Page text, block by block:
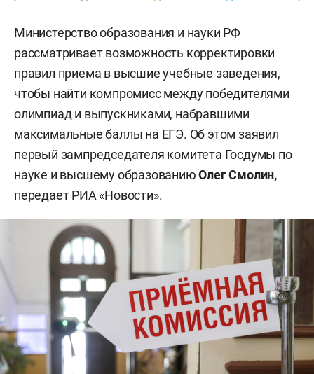
Министерство образования и науки РФ
рассматривает возможность корректировки
правил приема в высшие учебные заведения,
чтобы найти компромисс между победителями
олимпиад и выпускниками, набравшими
максимальные баллы на ЕГЭ. Об этом заявил
первый зампредседателя комитета Госдумы по
науке и высшему образованиюОлег Смолин,
передаетРИА «Новости».